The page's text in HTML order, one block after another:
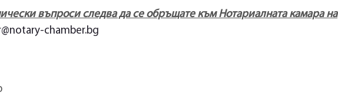
въпроси следва да се обръщате към Нотариалната камара на
chamber.bg